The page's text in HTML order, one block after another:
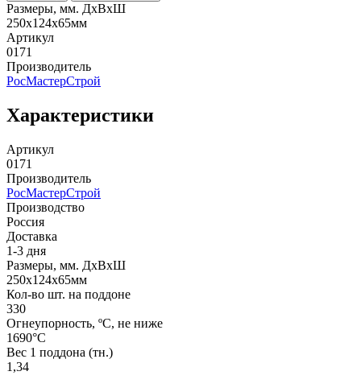
Размеры, мм. ДхВхШ
250х124х65мм
Артикул
0171
Производитель
РосМастерСтрой
Характеристики
Артикул
0171
Производитель
РосМастерСтрой
Производство
Россия
Доставка
1-3 дня
Размеры, мм. ДхВхШ
250х124х65мм
Кол-во шт. на поддоне
330
Огнеупорность, ºС, не ниже
1690°С
Вес 1 поддона (тн.)
1,34